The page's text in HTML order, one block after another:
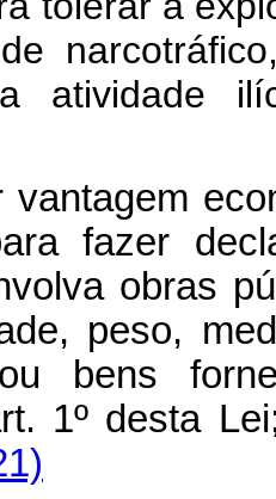
atividade
fazer
obras
peso,
bens
art. 1º